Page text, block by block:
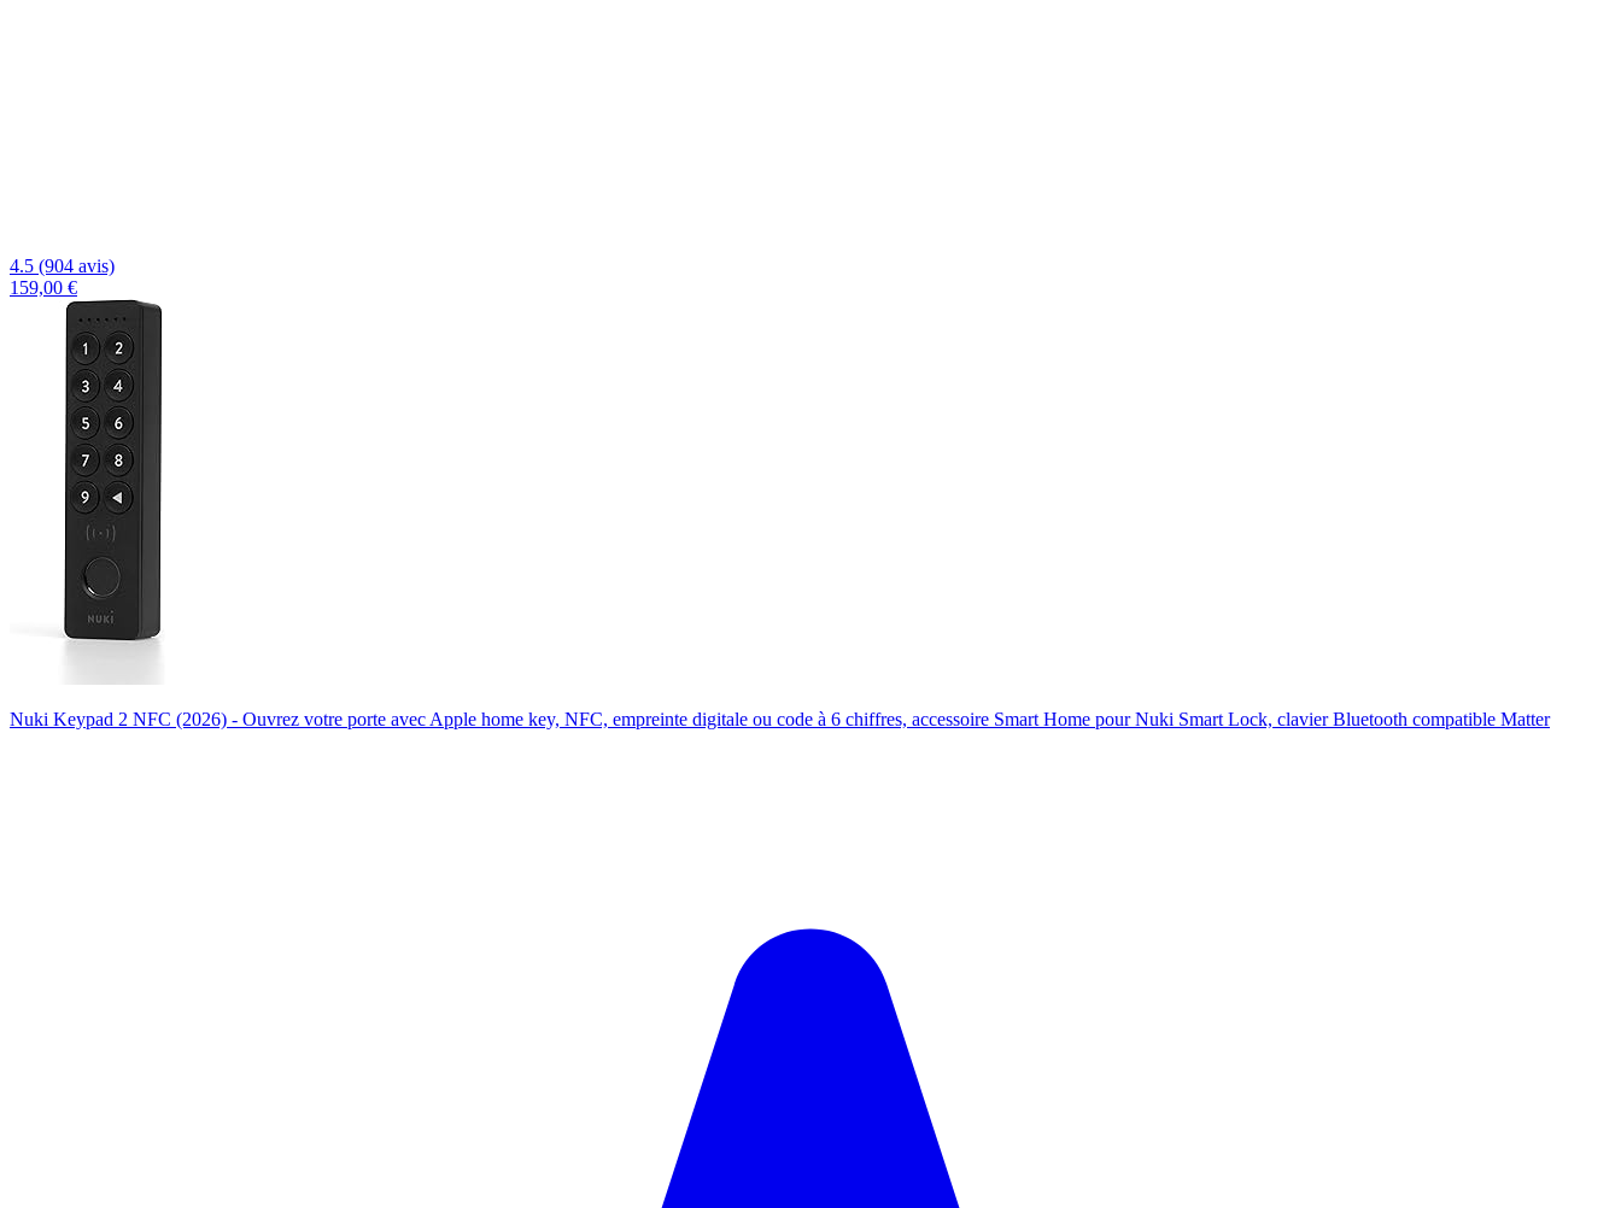
4.5 (904 avis)
159,00 €
Nuki Keypad 2 NFC (2026) - Ouvrez votre porte avec Apple home key, NFC, empreinte digitale ou code à 6 chiffres, accessoire Smart Home pour Nuki Smart Lock, clavier Bluetooth compatible Matter